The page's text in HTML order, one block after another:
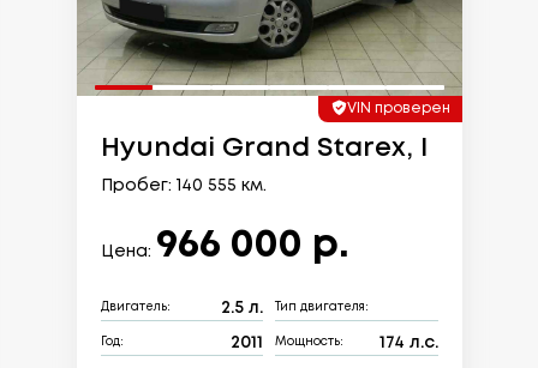
VIN проверен
Hyundai Grand Starex, I
Пробег: 140 555 км.
Цена: 966 000 р.
Двигатель: 2.5 л. Тип двигателя:
Год: 2011 Мощность: 174 л.с.